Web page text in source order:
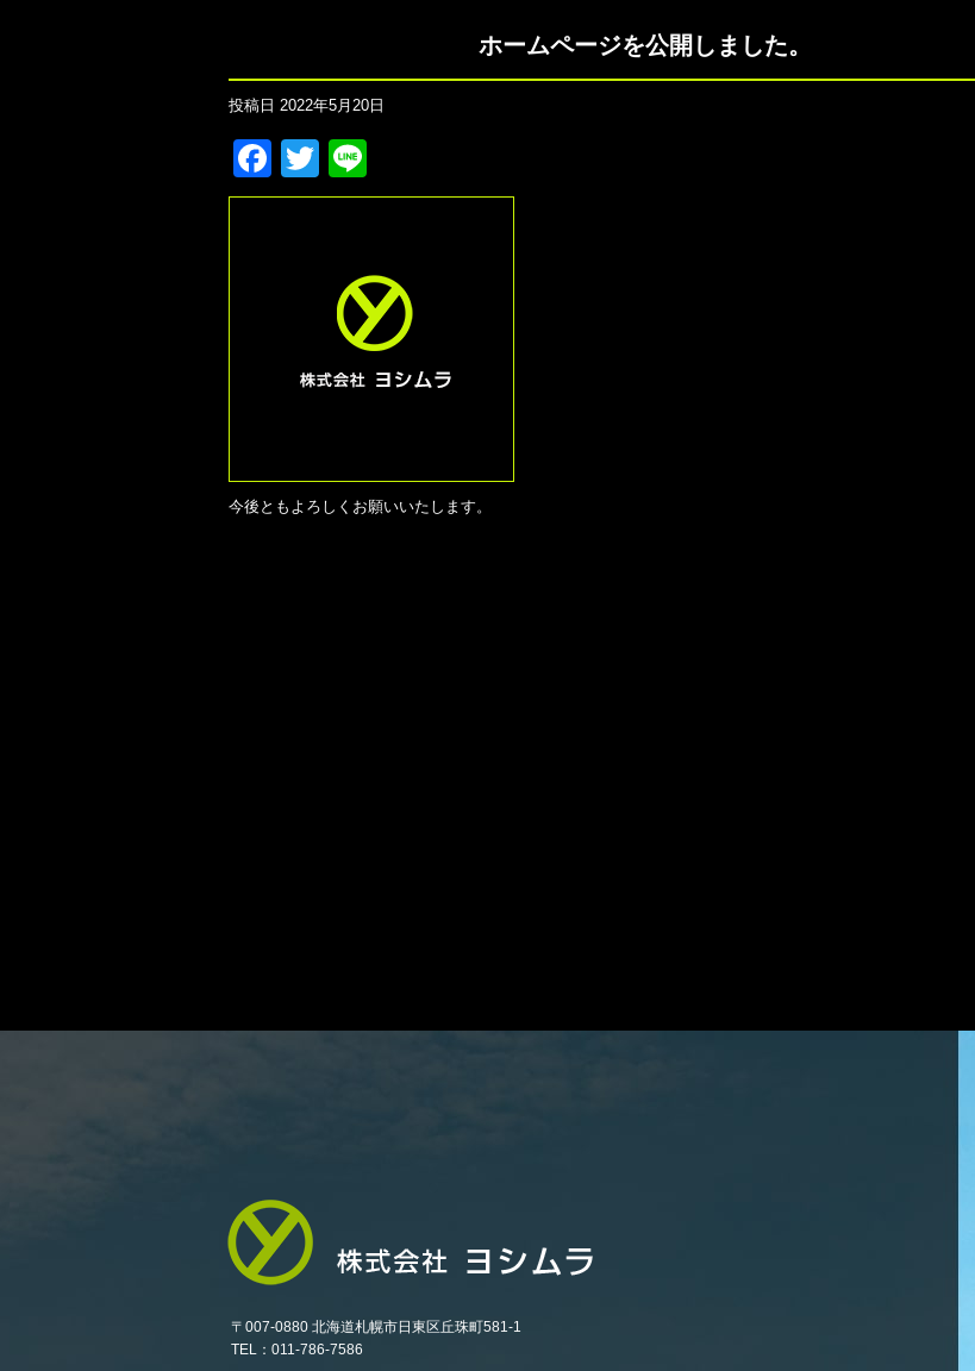
ホームページを公開しました。
投稿日 2022年5月20日
Facebook
Twitter
今後ともよろしくお願いいたします。
〒007-0880 北海道札幌市日東区丘珠町581-1
TEL：011-786-7586